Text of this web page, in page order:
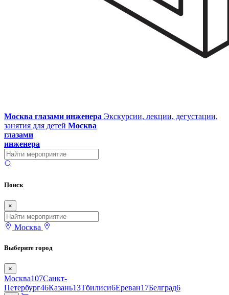
Москва глазами инженера Экскурсии, лекции, дегустации,
занятия для детей Москва
глазами
инженера
Поиск
×
Москва
Выберите город
×
Москва107Санкт-
Петербург46Казань13Тбилиси6Ереван17Белград6